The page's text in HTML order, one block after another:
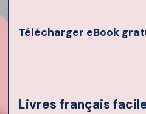
Télécharger eBook
Livres français